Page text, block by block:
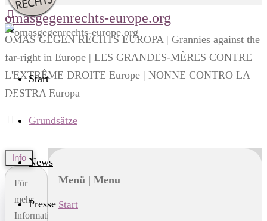
omasgegenrechts-europe.org
OMAS GEGEN RECHTS EUROPA | Grannies against the
far-right in Europe | LES GRANDES-MÈRES CONTRE
L'EXTRÊME DROITE Europe | NONNE CONTRO LA
DESTRA Europa
Start
Grundsätze
News
Presse
Grundsätze
Start
Info
Für
mehr
Informationen
Menü | Menu
Start